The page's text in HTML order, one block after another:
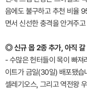
음에도 불구하고 추천 비율
면서 신선한 충격을 안겨주
◎ 신규 몹 2종 추가, 아직 갈
- 수많은 헌터들이 목이 빠져
이트가 금일(30일) 배포됐습
셀레기오스, 그리고 역전왕